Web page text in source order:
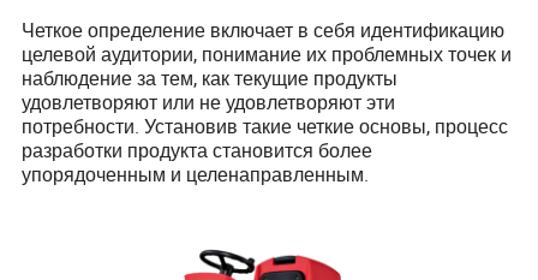
Четкое определение включает в себя идентификацию
целевой аудитории, понимание их проблемных точек и
наблюдение за тем, как текущие продукты
удовлетворяют или не удовлетворяют эти
потребности. Установив такие четкие основы, процесс
разработки продукта становится более
упорядоченным и целенаправленным.